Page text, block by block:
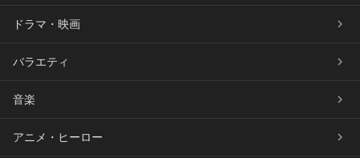
ドラマ・映画
バラエティ
音楽
アニメ・ヒーロー